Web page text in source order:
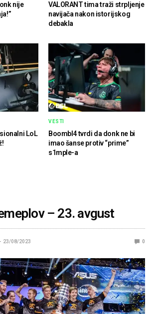
nije
VALORANT tima traži strpljenje
navijača nakon istorijskog
debakla
LoL
VESTI
Boombl4 tvrdi da donk ne bi
imao šanse protiv “prime”
s1mple-a
– 23. avgust
23/08/2023 0